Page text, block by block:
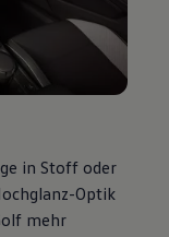
in Stoff oder
Optik
mehr